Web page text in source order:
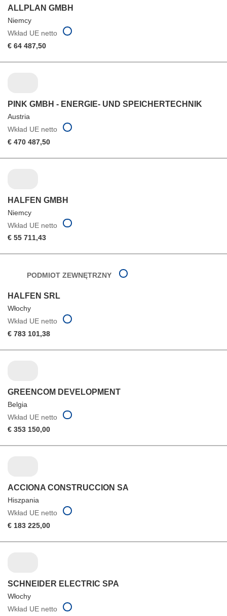
ALLPLAN GMBH
Niemcy
Wkład UE netto
€ 64 487,50
PINK GMBH - ENERGIE- UND SPEICHERTECHNIK
Austria
Wkład UE netto
€ 470 487,50
HALFEN GMBH
Niemcy
Wkład UE netto
€ 55 711,43
PODMIOT ZEWNĘTRZNY
HALFEN SRL
Włochy
Wkład UE netto
€ 783 101,38
GREENCOM DEVELOPMENT
Belgia
Wkład UE netto
€ 353 150,00
ACCIONA CONSTRUCCION SA
Hiszpania
Wkład UE netto
€ 183 225,00
SCHNEIDER ELECTRIC SPA
Włochy
Wkład UE netto